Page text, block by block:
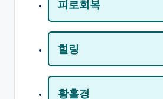
피로회복
힐링
황홀경